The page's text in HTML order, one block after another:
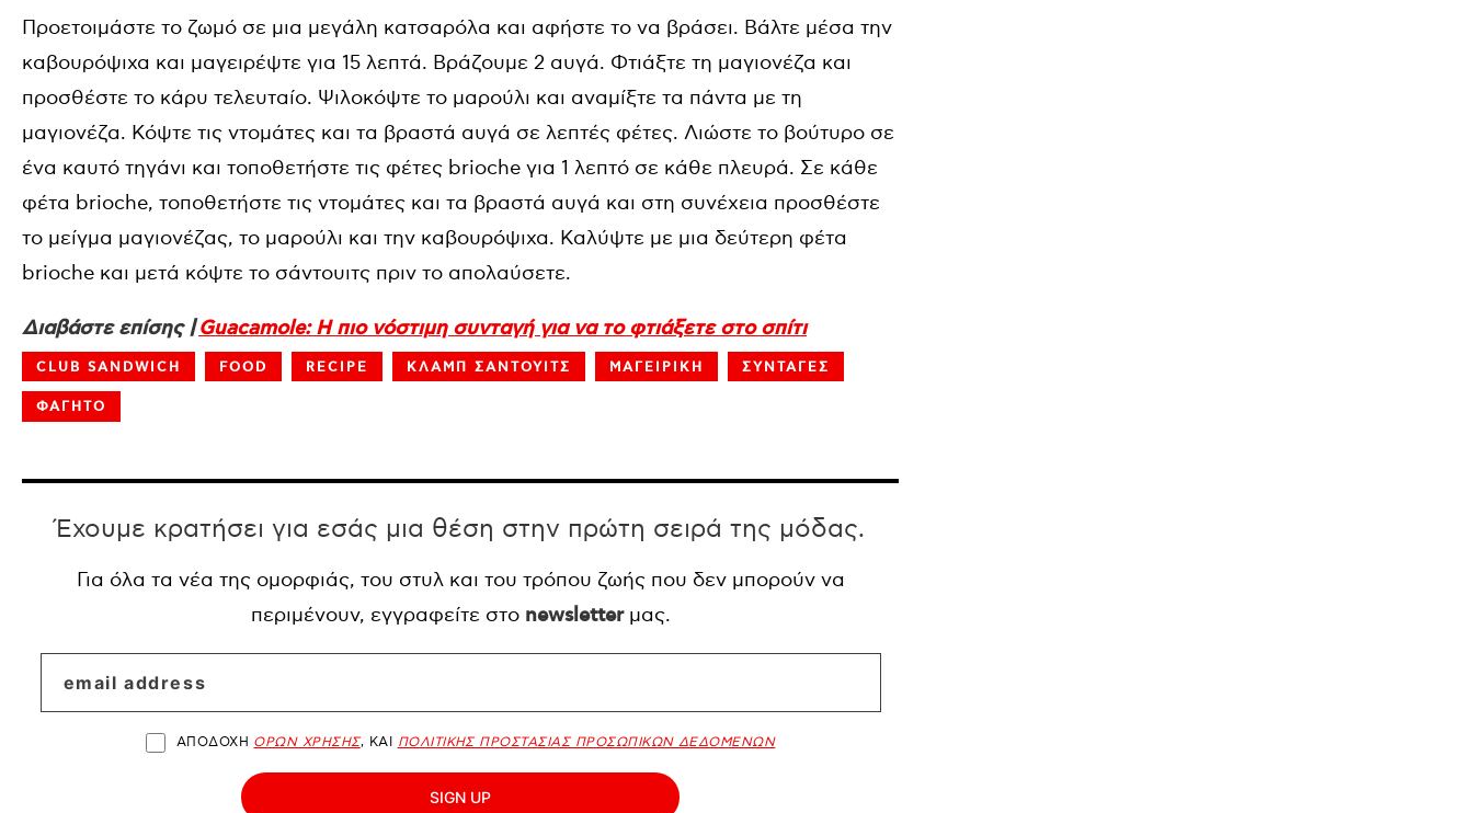
Προετοιμάστε το ζωμό σε μια μεγάλη κατσαρόλα και αφήστε το να βράσει. Βάλτε μέσα την
καβουρόψιχα και μαγειρέψτε για 15 λεπτά. Βράζουμε 2 αυγά. Φτιάξτε τη μαγιονέζα και
προσθέστε το κάρυ τελευταίο. Ψιλοκόψτε το μαρούλι και αναμίξτε τα πάντα με τη
μαγιονέζα. Κόψτε τις ντομάτες και τα βραστά αυγά σε λεπτές φέτες. Λιώστε το βούτυρο σε
ένα καυτό τηγάνι και τοποθετήστε τις φέτες brioche για 1 λεπτό σε κάθε πλευρά. Σε κάθε
φέτα brioche, τοποθετήστε τις ντομάτες και τα βραστά αυγά και στη συνέχεια προσθέστε
το μείγμα μαγιονέζας, το μαρούλι και την καβουρόψιχα. Καλύψτε με μια δεύτερη φέτα
brioche και μετά κόψτε το σάντουιτς πριν το απολαύσετε.
Διαβάστε επίσης |Guacamole: Η πιο νόστιμη συνταγή για να το φτιάξετε στο σπίτι
CLUB SANDWICH FOOD RECIPE ΚΛΑΜΠ ΣΑΝΤΟΥΙΤΣ ΜΑΓΕΙΡΙΚΗ ΣΥΝΤΑΓΕΣ
ΦΑΓΗΤΟ
Έχουμε κρατήσει για εσάς μια θέση στην πρώτη σειρά της μόδας.
Για όλα τα νέα της ομορφιάς, του στυλ και του τρόπου ζωής που δεν μπορούν να
περιμένουν, εγγραφείτε στο newsletterμας.
ΑΠΟΔΟΧΗ ΟΡΩΝ ΧΡΗΣΗΣ, ΚΑΙ ΠΟΛΙΤΙΚΗΣ ΠΡΟΣΤΑΣΙΑΣ ΠΡΟΣΩΠΙΚΩΝ ΔΕΔΟΜΕΝΩΝ
SIGN UP